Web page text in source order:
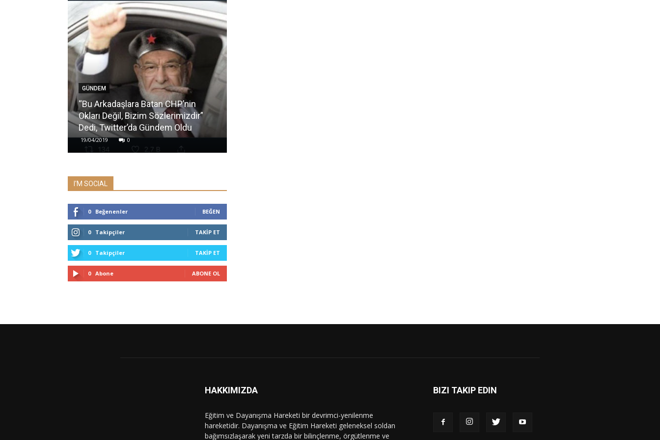
GÜNDEM
“Bu Arkadaşlara Batan CHP’nin
Okları Değil, Bizim Sözlerimizdir”
Dedi, Twitter’da Gündem Oldu
19/04/2019 0
I'M SOCIAL
0 Beğenenler BEĞEN
0 Takipçiler TAKIP ET
0 Takipçiler TAKIP ET
0 Abone ABONE OL
HAKKIMIZDA
Eğitim ve Dayanışma Hareketi bir devrimci-yenilenme
hareketidir. Dayanışma ve Eğitim Hareketi geleneksel soldan
bağımsızlaşarak yeni tarzda bir bilinçlenme, örgütlenme ve
BIZI TAKIP EDIN